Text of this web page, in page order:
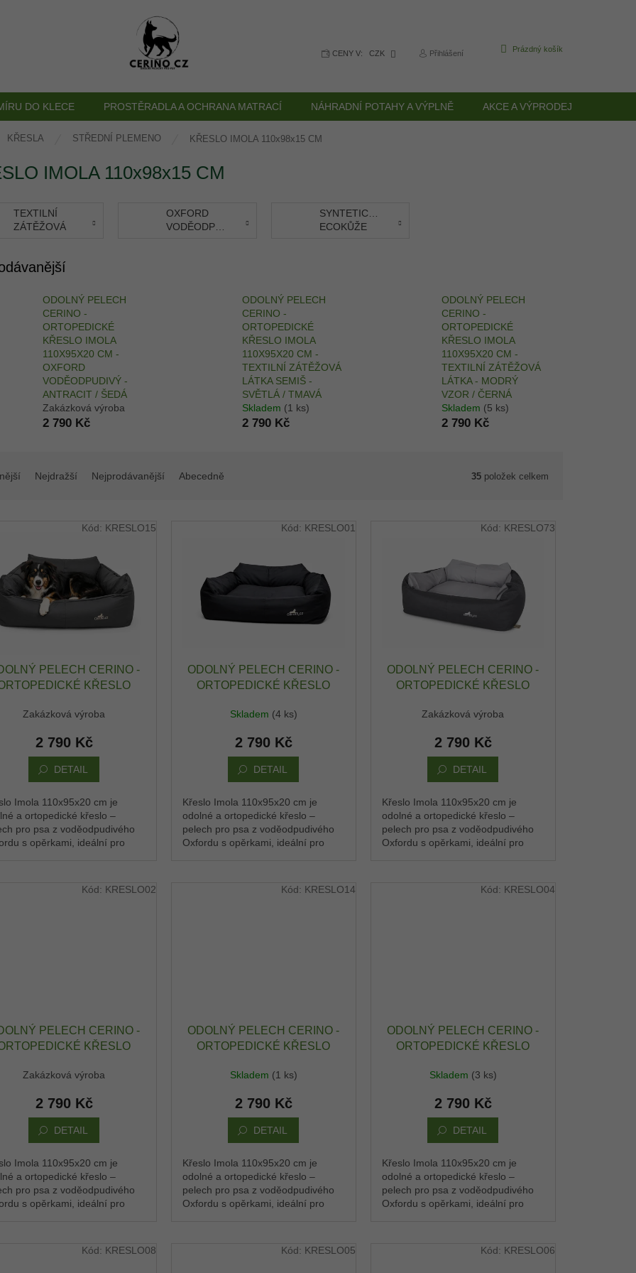
CENY V: CZK Přihlášení
NÁKUPNÍ
Prázdný košík
DO KLECE PROSTĚRADLA A OCHRANA MATRACÍ NÁHRADNÍ POTAHY A VÝPLNĚ AKCE A VÝPRODEJ
KŘESLA STŘEDNÍ PLEMENO KŘESLO IMOLA 110x98x15 CM
IMOLA 110x98x15 CM
TEXTILNÍ
ZÁTĚŽOVÁ
OXFORD
VODĚODPUDIVÁ
SYNTETICKÁ
ECOKŮŽE
ODOLNÝ PELECH
CERINO -
ORTOPEDICKÉ
KŘESLO IMOLA
110X95X20 CM -
OXFORD
VODĚODPUDIVÝ -
ANTRACIT / ŠEDÁ
Zakázková výroba
2 790 Kč
ODOLNÝ PELECH
CERINO -
ORTOPEDICKÉ
KŘESLO IMOLA
110X95X20 CM -
TEXTILNÍ ZÁTĚŽOVÁ
LÁTKA SEMIŠ -
SVĚTLÁ / TMAVÁ
Skladem (1 ks)
2 790 Kč
ODOLNÝ PELECH
CERINO -
ORTOPEDICKÉ
KŘESLO IMOLA
110X95X20 CM -
TEXTILNÍ ZÁTĚŽOVÁ
LÁTKA - MODRÝ
VZOR / ČERNÁ
Skladem (5 ks)
2 790 Kč
Nejdražší Nejprodávanější Abecedně 35 položek celkem
PELECH CERINO -
KŘESLO
VODĚODPUDIVÝ -
Zakázková výroba
2 790 Kč
DETAIL
Imola 110x95x20 cm je
a ortopedické křeslo –
pro psa z voděodpudivého
s opěrkami, ideální pro
Kód: KRESLO15
ODOLNÝ PELECH CERINO -
ORTOPEDICKÉ KŘESLO
OXFORD VODĚODPUDIVÝ -
Skladem (4 ks)
2 790 Kč
DETAIL
Křeslo Imola 110x95x20 cm je
odolné a ortopedické křeslo –
pelech pro psa z voděodpudivého
Oxfordu s opěrkami, ideální pro
Kód: KRESLO01
ODOLNÝ PELECH CERINO -
ORTOPEDICKÉ KŘESLO
OXFORD VODĚODPUDIVÝ -
Zakázková výroba
2 790 Kč
DETAIL
Křeslo Imola 110x95x20 cm je
odolné a ortopedické křeslo –
pelech pro psa z voděodpudivého
Oxfordu s opěrkami, ideální pro
Kód: KRESLO73
PELECH CERINO -
KŘESLO
VODĚODPUDIVÝ -
Zakázková výroba
2 790 Kč
DETAIL
Imola 110x95x20 cm je
a ortopedické křeslo –
pro psa z voděodpudivého
s opěrkami, ideální pro
Kód: KRESLO02
ODOLNÝ PELECH CERINO -
ORTOPEDICKÉ KŘESLO
OXFORD VODĚODPUDIVÝ -
Skladem (1 ks)
2 790 Kč
DETAIL
Křeslo Imola 110x95x20 cm je
odolné a ortopedické křeslo –
pelech pro psa z voděodpudivého
Oxfordu s opěrkami, ideální pro
Kód: KRESLO14
ODOLNÝ PELECH CERINO -
ORTOPEDICKÉ KŘESLO
OXFORD VODĚODPUDIVÝ -
ČERNÁ
Skladem (3 ks)
2 790 Kč
DETAIL
Křeslo Imola 110x95x20 cm je
odolné a ortopedické křeslo –
pelech pro psa z voděodpudivého
Oxfordu s opěrkami, ideální pro
Kód: KRESLO04
Kód: KRESLO08 Kód: KRESLO05 Kód: KRESLO06